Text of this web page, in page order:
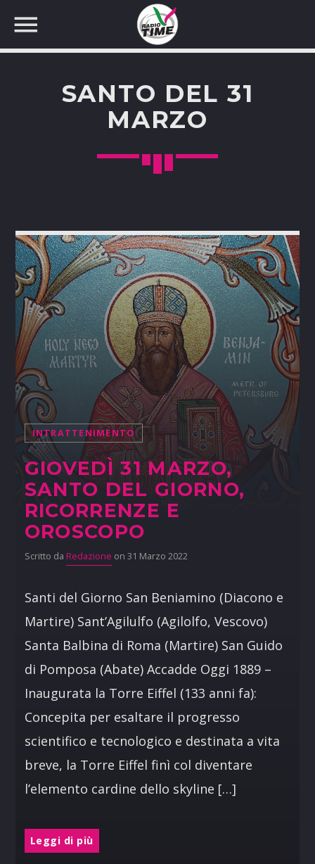
CERCA NEL SITO WEB:
SANTO DEL 31
MARZO
INTRATTENIMENTO
GIOVEDÌ 31 MARZO,
SANTO DEL GIORNO,
RICORRENZE E
OROSCOPO
Scritto da Redazione on 31 Marzo 2022
Santi del Giorno San Beniamino (Diacono e
Martire) Sant’Agilulfo (Agilolfo, Vescovo)
Santa Balbina di Roma (Martire) San Guido
di Pomposa (Abate) Accadde Oggi 1889 –
Inaugurata la Torre Eiffel (133 anni fa):
Concepita per esaltare il progresso
scientifico e tecnologico e destinata a vita
breve, la Torre Eiffel finì col diventare
l’elemento cardine dello skyline […]
Leggi di più